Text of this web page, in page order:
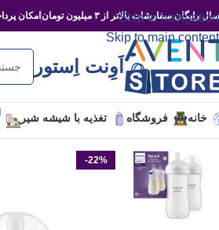
Skip to navigation
Skip to main content
رایگان سفارشات بالاتر از ۳ میلیون تومان امکان
اَوِنت اِستور
خانه فروشگاه تغذیه با شیشه شیر
-22%